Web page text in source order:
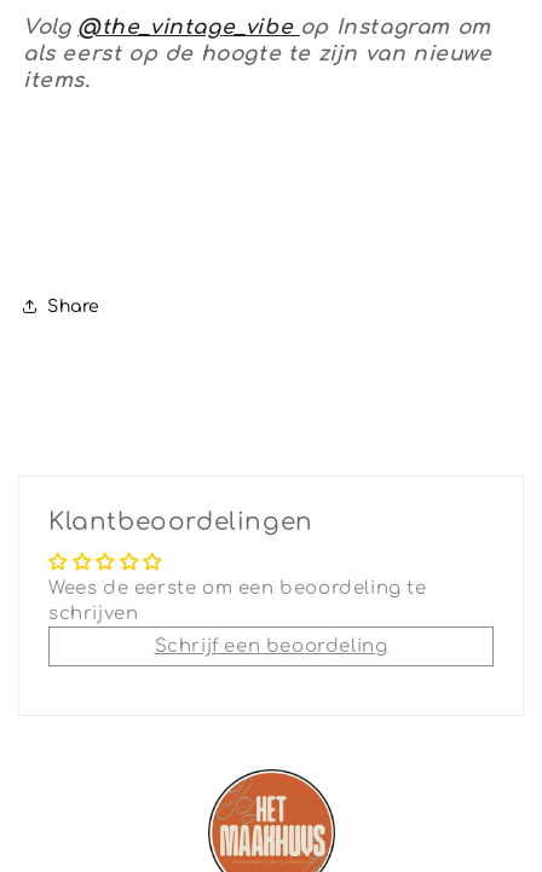
Volg @the_vintage_vibe op Instagram om
als eerst op de hoogte te zijn van nieuwe
items.
Share
Klantbeoordelingen
Wees de eerste om een beoordeling te
schrijven
Schrijf een beoordeling